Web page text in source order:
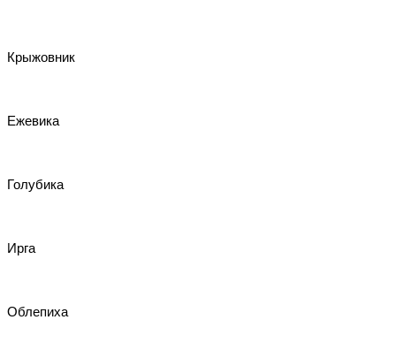
Крыжовник
Ежевика
Голубика
Ирга
Облепиха